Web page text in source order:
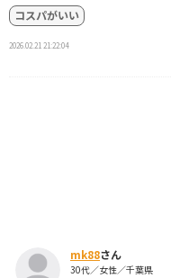
コスパがいい
2026.02.21 21:22:04
mk88さん
30代／女性／千葉県